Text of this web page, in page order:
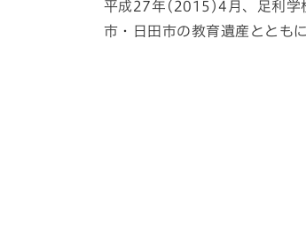
平成27年(2015)4月、足利学
市・日田市の教育遺産ととも